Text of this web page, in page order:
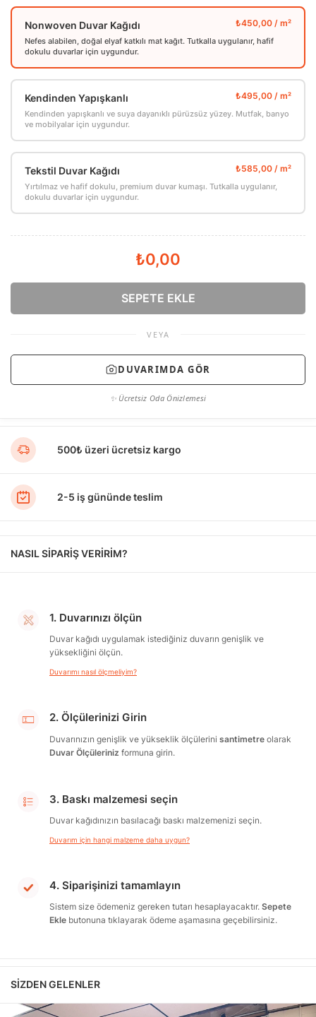
Nonwoven Duvar Kağıdı
Nefes alabilen, doğal elyaf katkılı mat kağıt. Tutkalla uygulanır, hafif
dokulu duvarlar için uygundur.
Kendinden Yapışkanlı
Kendinden yapışkanlı ve suya dayanıklı pürüzsüz yüzey. Mutfak, banyo
ve mobilyalar için uygundur.
Tekstil Duvar Kağıdı
Yırtılmaz ve hafif dokulu, premium duvar kumaşı. Tutkalla uygulanır,
dokulu duvarlar için uygundur.
₺0,00
SEPETE EKLE
VEYA
DUVARIMDA GÖR
✨ Ücretsiz Oda Önizlemesi
500₺ üzeri ücretsiz kargo
2-5 iş gününde teslim
NASIL SİPARİŞ VERİRİM?
1. Duvarınızı ölçün
Duvar kağıdı uygulamak istediğiniz duvarın genişlik ve
yüksekliğini ölçün.
Duvarımı nasıl ölçmeliyim?
2. Ölçülerinizi Girin
Duvarınızın genişlik ve yükseklik ölçülerini santimetre olarak
Duvar Ölçüleriniz formuna girin.
3. Baskı malzemesi seçin
Duvar kağıdınızın basılacağı baskı malzemenizi seçin.
Duvarım için hangi malzeme daha uygun?
4. Siparişinizi tamamlayın
Sistem size ödemeniz gereken tutarı hesaplayacaktır. Sepete
Ekle butonuna tıklayarak ödeme aşamasına geçebilirsiniz.
SIZDEN GELENLER